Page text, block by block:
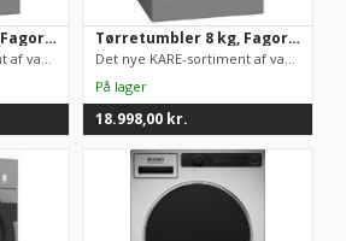
Tørretumbler 8 kg, Fagor SRP-08-TP2 ADVANCE
Det nye KARE-sortiment af vaskemaskiner og tørretumblere er bl...
Tørretumbler 8 kg, Fagor SRP-08-TP2 ADVANCE
Det nye KARE-sortiment af vaskemaskiner og tørretumblere er bl...
18.998,00 kr.